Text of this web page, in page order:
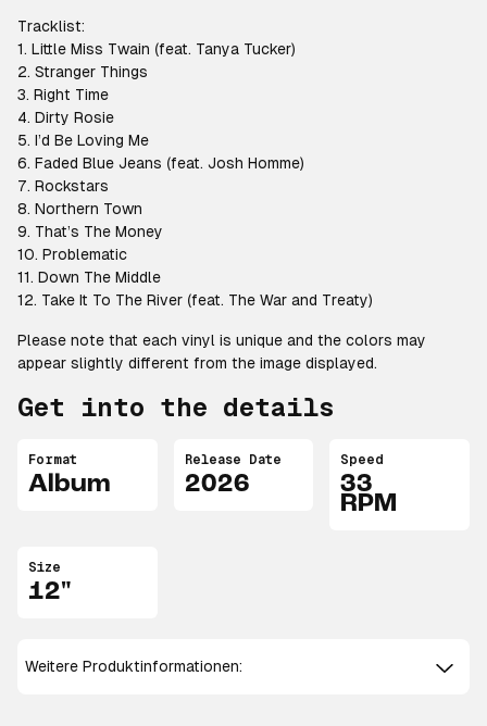
Tracklist:
1. Little Miss Twain (feat. Tanya Tucker)
2. Stranger Things
3. Right Time
4. Dirty Rosie
5. I’d Be Loving Me
6. Faded Blue Jeans (feat. Josh Homme)
7. Rockstars
8. Northern Town
9. That’s The Money
10. Problematic
11. Down The Middle
12. Take It To The River (feat. The War and Treaty)
Please note that each vinyl is unique and the colors may
appear slightly different from the image displayed.
Get into the details
Format
Album
Release Date
2026
Speed
33
RPM
Size
12"
Weitere Produktinformationen: